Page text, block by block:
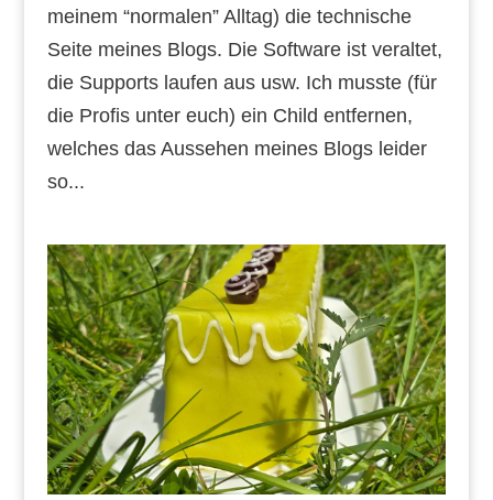
meinem “normalen” Alltag) die technische
Seite meines Blogs. Die Software ist veraltet,
die Supports laufen aus usw. Ich musste (für
die Profis unter euch) ein Child entfernen,
welches das Aussehen meines Blogs leider
so...